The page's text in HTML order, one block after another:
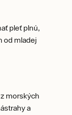
pleť plnú,
od mladej
morských
a